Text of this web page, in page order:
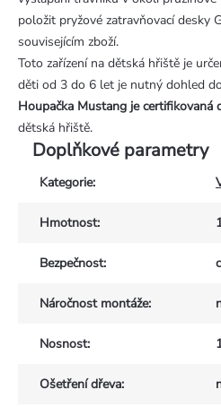
položit pryžové zatravňovací desky
souvisejícím zboží.
Toto zařízení na dětská hřiště je
děti od 3 do 6 let je nutný dohled
Houpačka Mustang je certifikovaná
dětská hřiště.
Doplňkové parametry
Kategorie:
Hmotnost:
Bezpečnost:
Náročnost montáže:
Nosnost:
Ošetření dřeva: